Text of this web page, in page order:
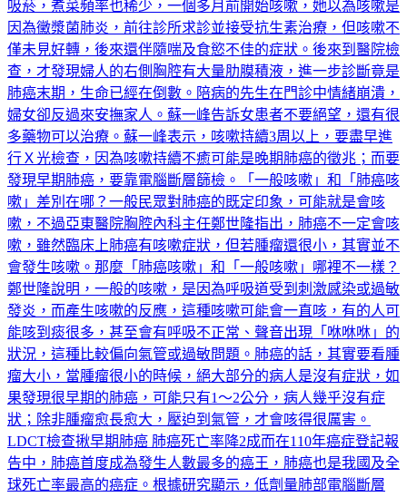
吸菸，煮菜頻率也稀少，一個多月前開始咳嗽，她以為咳嗽是
因為黴漿菌肺炎，前往診所求診並接受抗生素治療，但咳嗽不
僅未見好轉，後來還伴隨喘及食慾不佳的症狀。後來到醫院檢
查，才發現婦人的右側胸腔有大量肋膜積液，進一步診斷竟是
肺癌末期，生命已經在倒數。陪病的先生在門診中情緒崩潰，
婦女卻反過來安撫家人。蘇一峰告訴女患者不要絕望，還有很
多藥物可以治療。蘇一峰表示，咳嗽持續3周以上，要盡早進
行Ｘ光檢查，因為咳嗽持續不癒可能是晚期肺癌的徵兆；而要
發現早期肺癌，要靠電腦斷層篩檢。「一般咳嗽」和「肺癌咳
嗽」差別在哪？一般民眾對肺癌的既定印象，可能就是會咳
嗽，不過亞東醫院胸腔內科主任鄭世隆指出，肺癌不一定會咳
嗽，雖然臨床上肺癌有咳嗽症狀，但若腫瘤還很小，其實並不
會發生咳嗽。那麼「肺癌咳嗽」和「一般咳嗽」哪裡不一樣？
鄭世隆說明，一般的咳嗽，是因為呼吸道受到刺激感染或過敏
發炎，而產生咳嗽的反應，這種咳嗽可能會一直咳，有的人可
能咳到痰很多，甚至會有呼吸不正常、聲音出現「咻咻咻」的
狀況，這種比較偏向氣管或過敏問題。肺癌的話，其實要看腫
瘤大小，當腫瘤很小的時候，絕大部分的病人是沒有症狀，如
果發現很早期的肺癌，可能只有1～2公分，病人幾乎沒有症
狀；除非腫瘤愈長愈大，壓迫到氣管，才會咳得很厲害。
LDCT檢查揪早期肺癌 肺癌死亡率降2成而在110年癌症登記報
告中，肺癌首度成為發生人數最多的癌王，肺癌也是我國及全
球死亡率最高的癌症。根據研究顯示，低劑量肺部電腦斷層